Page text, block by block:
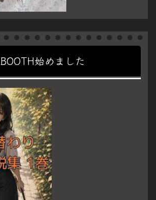
BOOTH始めました